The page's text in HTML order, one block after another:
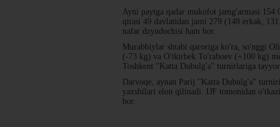
Ayni paytga qadar mukofot jamg'armasi
qitasi 49 davlatidan jami 279 (148 erkak,
nafar dzyudochisi ham bor.
Murabbiylar shtabi qaroriga ko'ra, so'nggi
(-73 kg) va O'tkirbek To'raboev (+100 kg)
Toshkent "Katta Dubulg'a" turnirlariga
Darvoqe, aynan Parij "Katta Dubulg'a"
yaxshilari elon qilinadi. IJF tomonidan
bor.